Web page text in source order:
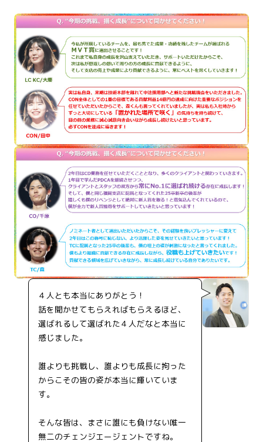
４人とも本当にありがとう！
話を聞かせてもらえればもらえるほど、
選ばれるして選ばれた４人だなと本当に
感じました。
誰よりも挑戦し、誰よりも成長に拘った
からこその皆の姿が本当に輝いていま
す。
そんな皆は、まさに誰にも負けない唯一
無二のチェンジエージェントですね。